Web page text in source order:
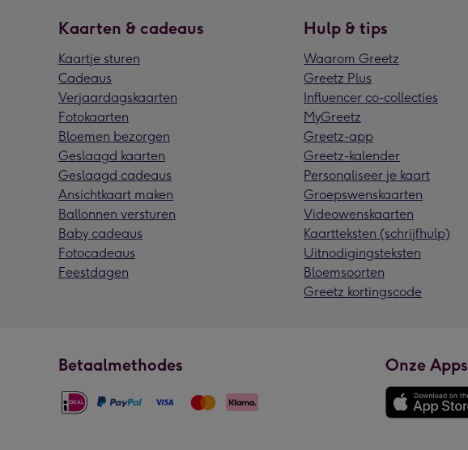
Kaarten & cadeaus
Kaartje sturen
Cadeaus
Verjaardagskaarten
Fotokaarten
Bloemen bezorgen
Geslaagd kaarten
Geslaagd cadeaus
Ansichtkaart maken
Ballonnen versturen
Baby cadeaus
Fotocadeaus
Feestdagen
Hulp & tips
Waarom Greetz
Greetz Plus
Influencer co-collecties
MyGreetz
Greetz-app
Greetz-kalender
Personaliseer je kaart
Groepswenskaarten
Videowenskaarten
Kaartteksten (schrijfhulp)
Uitnodigingsteksten
Bloemsoorten
Greetz kortingscode
Betaalmethodes Onze Apps